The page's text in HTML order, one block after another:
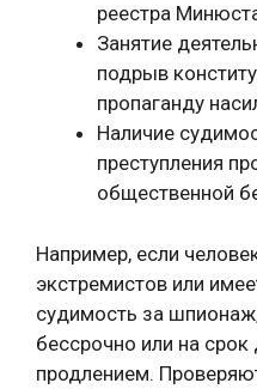
реестра
Занятие
подрыв
пропаганду
Наличие
преступления
общественной
Например, если
экстремистов или
судимость за
бессрочно или на
продлением.